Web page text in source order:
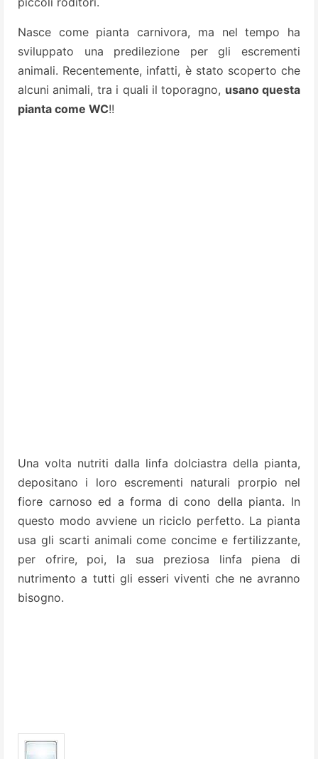
Nasce come pianta carnivora, ma nel tempo ha
sviluppato una predilezione per gli escrementi
animali. Recentemente, infatti, è stato scoperto che
alcuni animali, tra i quali il toporagno, usano questa
pianta come WC!!
Una volta nutriti dalla linfa dolciastra della pianta,
depositano i loro escrementi naturali prorpio nel
fiore carnoso ed a forma di cono della pianta. In
questo modo avviene un riciclo perfetto. La pianta
usa gli scarti animali come concime e fertilizzante,
per ofrire, poi, la sua preziosa linfa piena di
nutrimento a tutti gli esseri viventi che ne avranno
bisogno.